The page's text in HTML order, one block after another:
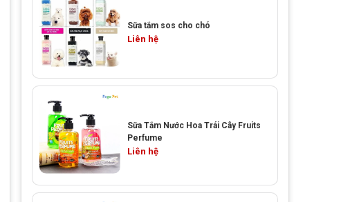
Sữa tắm sos cho chó
Liên hệ
Sữa Tắm Nước Hoa Trái Cây Fruits
Perfume
Liên hệ